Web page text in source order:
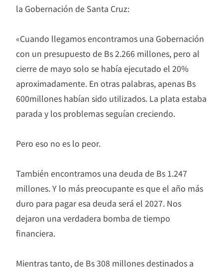
la Gobernación de Santa Cruz:
«Cuando llegamos encontramos una Gobernación
con un presupuesto de Bs 2.266 millones, pero al
cierre de mayo solo se había ejecutado el 20%
aproximadamente. En otras palabras, apenas Bs
600millones habían sido utilizados. La plata estaba
parada y los problemas seguían creciendo.
Pero eso no es lo peor.
También encontramos una deuda de Bs 1.247
millones. Y lo más preocupante es que el año más
duro para pagar esa deuda será el 2027. Nos
dejaron una verdadera bomba de tiempo
financiera.
Mientras tanto, de Bs 308 millones destinados a